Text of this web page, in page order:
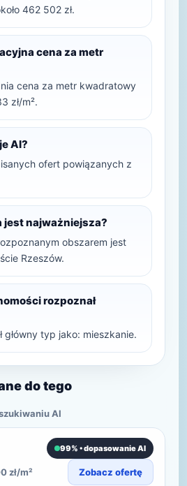
462 502 zł.
cena za metr
cena za metr kwadratowy
zł/m².
AI?
ofert powiązanych z
jest najważniejsza?
obszarem jest
Rzeszów.
rozpoznał
główny typ jako: mieszkanie.
do tego
AI
99% • dopasowanie AI
zł/m² Zobacz ofertę